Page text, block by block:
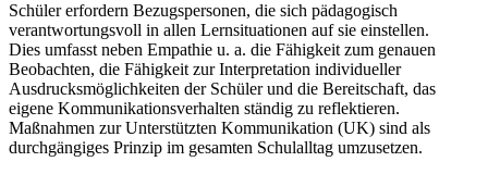
Schüler erfordern Bezugspersonen, die sich pädagogisch
verantwortungsvoll in allen Lernsituationen auf sie einstellen.
Dies umfasst neben Empathie u. a. die Fähigkeit zum genauen
Beobachten, die Fähigkeit zur Interpretation individueller
Ausdrucksmöglichkeiten der Schüler und die Bereitschaft, das
eigene Kommunikationsverhalten ständig zu reflektieren.
Maßnahmen zur Unterstützten Kommunikation (UK) sind als
durchgängiges Prinzip im gesamten Schulalltag umzusetzen.